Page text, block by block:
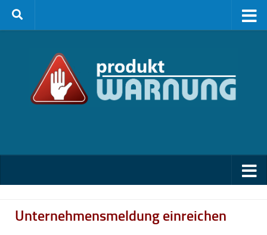
Zum Inhalt springen
Unternehmensmeldung einreichen